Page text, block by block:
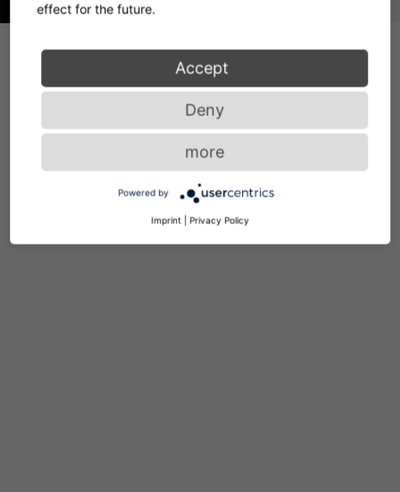
ALLE ANSEHEN
effect for the future.
Accept
Deny
more
Powered by
Imprint Privacy Policy